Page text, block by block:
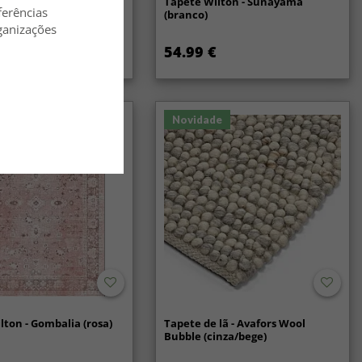
(branco)
54.99 €
- Gombalia (rosa)
Novidade
Tapete de lã - Avafors Wool
Bubble (cinza/bege)